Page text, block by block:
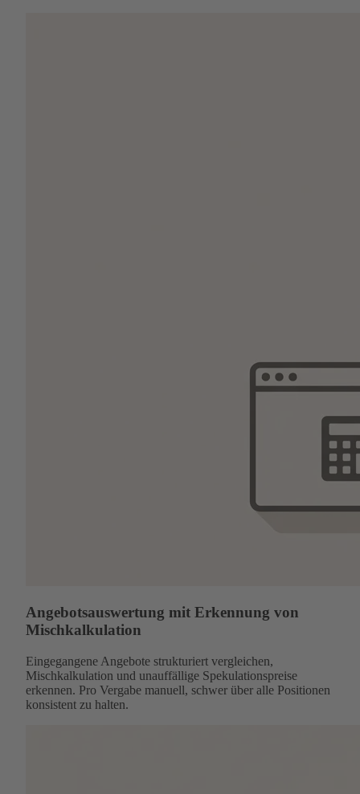
Angebotsauswertung mit Erkennung von
Mischkalkulation
Eingegangene Angebote strukturiert vergleichen,
Mischkalkulation und unauffällige Spekulationspreise
erkennen. Pro Vergabe manuell, schwer über alle Positionen
konsistent zu halten.